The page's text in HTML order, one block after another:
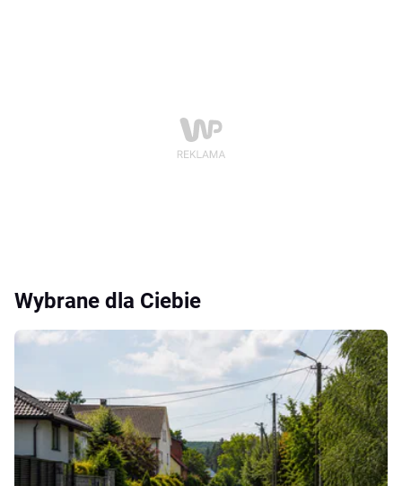
Wybrane dla Ciebie